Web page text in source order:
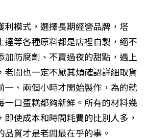
利模式，選擇長期經營品牌，塔
達等各種原料都是店裡自製，絕不
加防腐劑、不賣過夜的甜點，遇上
老闆也一定不厭其煩確認詳細取貨
一、兩個小時才開始製作，為的就
一口蛋糕都夠新鮮。所有的材料幾
即使成本和時間耗費的比別人多，
質才是老闆最在乎的事。